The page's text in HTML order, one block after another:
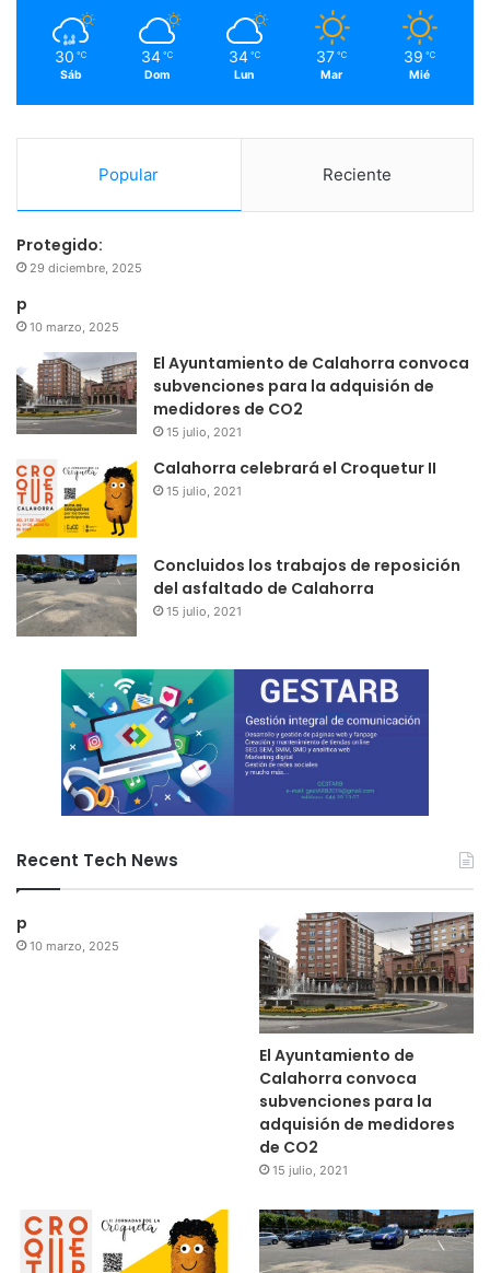
m
30 ℃
Sáb
34 ℃
Dom
34 ℃
Lun
37 ℃
Mar
39 ℃
Mié
Popular Reciente
Protegido:
29 diciembre, 2025
p
10 marzo, 2025
El Ayuntamiento de Calahorra convoca
subvenciones para la adquisión de
medidores de CO2
15 julio, 2021
Calahorra celebrará el Croquetur II
15 julio, 2021
Concluidos los trabajos de reposición
del asfaltado de Calahorra
15 julio, 2021
Recent Tech News
p
10 marzo, 2025
El Ayuntamiento de
Calahorra convoca
subvenciones para la
adquisión de medidores
de CO2
15 julio, 2021